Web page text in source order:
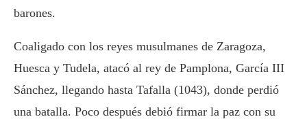
barones.
Coaligado con los reyes musulmanes de Zaragoza,
Huesca y Tudela, atacó al rey de Pamplona, García III
Sánchez, llegando hasta Tafalla (1043), donde perdió
una batalla. Poco después debió firmar la paz con su